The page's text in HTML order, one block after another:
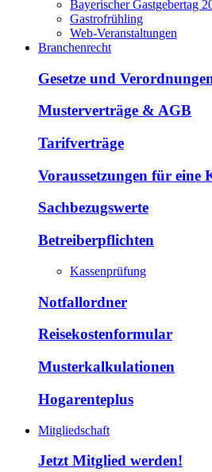
Bayerischer Gastgebertag
Gastrofrühling
Web-Veranstaltungen
Branchenrecht
Gesetze und
Musterverträge & AGB
Tarifverträge
Voraussetzungen für eine
Sachbezugswerte
Betreiberpflichten
Kassenprüfung
Notfallordner
Reisekostenformular
Musterkalkulationen
Hogarenteplus
Mitgliedschaft
Jetzt Mitglied werden!